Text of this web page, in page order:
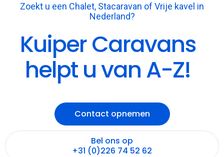
Zoekt u een Chalet, Stacaravan of Vrije kavel in
Nederland?
Kuiper Caravans
helpt u van A-Z!
Contact opnemen
Bel ons op
+31 (0)226 74 52 62